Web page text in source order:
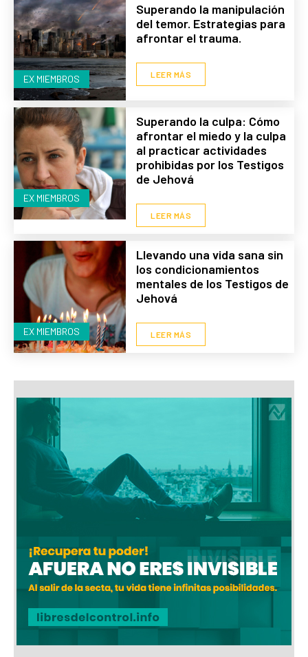
EX MIEMBROS
Superando la manipulación
del temor. Estrategias para
afrontar el trauma.
LEER MÁS
EX MIEMBROS
Superando la culpa: Cómo
afrontar el miedo y la culpa
al practicar actividades
prohibidas por los Testigos
de Jehová
LEER MÁS
EX MIEMBROS
Llevando una vida sana sin
los condicionamientos
mentales de los Testigos de
Jehová
LEER MÁS